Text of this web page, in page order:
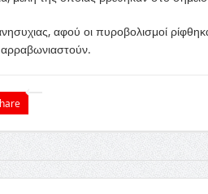
αφού οι πυροβολισμοί
αρραβωνιαστούν.